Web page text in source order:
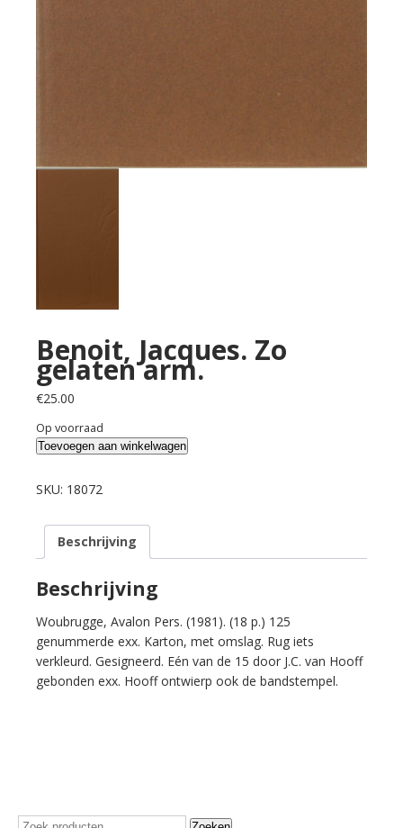
Benoit, Jacques. Zo
gelaten arm.
€25.00
Op voorraad
Benoit,
Zo
arm.
aantal
Toevoegen aan winkelwagen
SKU: 18072
Beschrijving
Beschrijving
Woubrugge, Avalon Pers. (1981). (18 p.) 125
genummerde exx. Karton, met omslag. Rug iets
verkleurd. Gesigneerd. Eén van de 15 door J.C. van Hooff
gebonden exx. Hooff ontwierp ook de bandstempel.
Zoeken